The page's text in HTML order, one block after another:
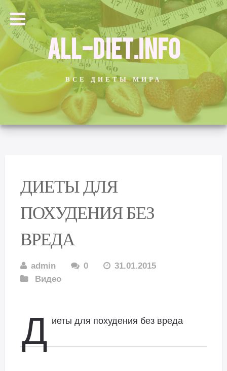
ALL-DIET.INFO
ВСЕ ДИЕТЫ МИРА
ДИЕТЫ ДЛЯ
ПОХУДЕНИЯ БЕЗ
ВРЕДА
admin 0
31.01.2015
Видео
Д иеты для похудения без вреда